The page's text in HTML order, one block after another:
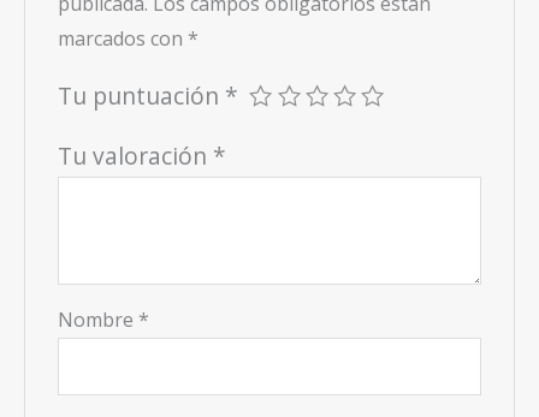
marcados con *
Tu puntuación *
Tu valoración *
Nombre *